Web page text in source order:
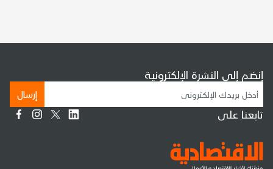
إنضم إلى النشرة الإلكترونية
إرسال
تابعنا على